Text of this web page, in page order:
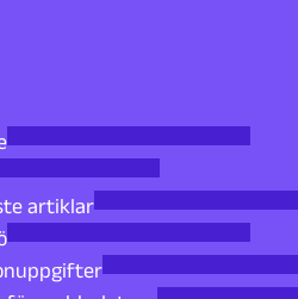
artiklar